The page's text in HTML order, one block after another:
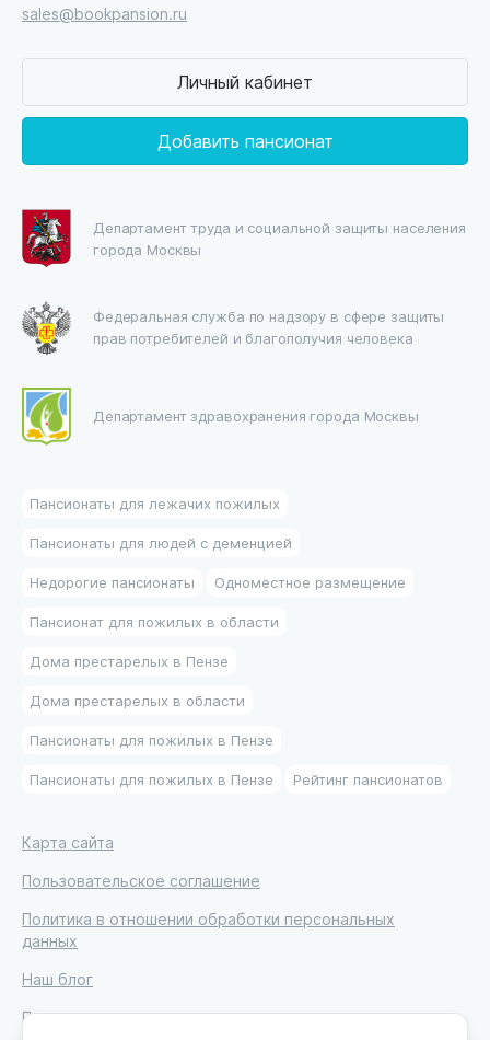
sales@bookpansion.ru
Личный кабинет
Добавить пансионат
Департамент труда и социальной защиты населения
города Москвы
Федеральная служба по надзору в сфере защиты
прав потребителей и благополучия человека
Департамент здравохранения города Москвы
Пансионаты для лежачих пожилых
Пансионаты для людей с деменцией
Недорогие пансионаты Одноместное размещение
Пансионат для пожилых в области
Дома престарелых в Пензе
Дома престарелых в области
Пансионаты для пожилых в Пензе
Пансионаты для пожилых в Пензе Рейтинг пансионатов
Карта сайта
Пользовательское соглашение
Политика в отношении обработки персональных
данных
Наш блог
Письмо директору